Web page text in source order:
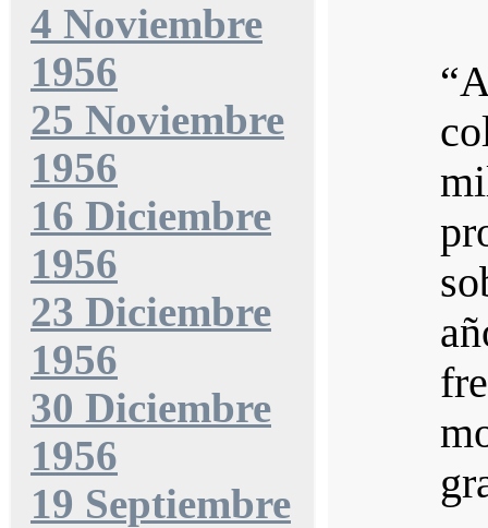
4 Noviembre
1956
25 Noviembre
1956
16 Diciembre
1956
23 Diciembre
1956
30 Diciembre
1956
19 Septiembre